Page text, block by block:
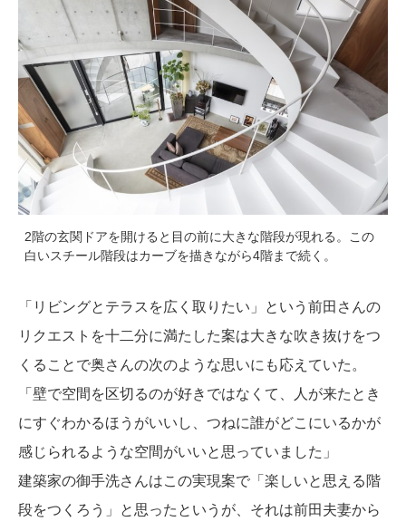
2階の玄関ドアを開けると目の前に大きな階段が現れる。この
白いスチール階段はカーブを描きながら4階まで続く。
「リビングとテラスを広く取りたい」という前田さんの
リクエストを十二分に満たした案は大きな吹き抜けをつ
くることで奥さんの次のような思いにも応えていた。
「壁で空間を区切るのが好きではなくて、人が来たとき
にすぐわかるほうがいいし、つねに誰がどこにいるかが
感じられるような空間がいいと思っていました」
建築家の御手洗さんはこの実現案で「楽しいと思える階
段をつくろう」と思ったというが、それは前田夫妻から